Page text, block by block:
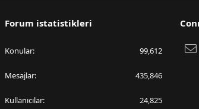
Forum istatistikleri
Konular 99,612
Mesajlar 435,846
Kullanıcılar 24,825